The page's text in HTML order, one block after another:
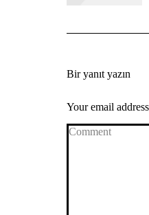
Bir yanıt yazın
Your email
Comment